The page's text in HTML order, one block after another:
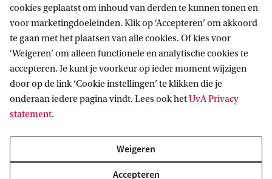
De aankoop is mede mogelijk gemaakt door
een bijdrage van het Zadelhoff Cultuurfonds,
dat via het UvA Fonds een schenking van €
20.000 heeft gedaan.
cookies geplaatst om inhoud van derden te kunnen tonen en
voor marketingdoeleinden. Klik op ‘Accepteren’ om akkoord
te gaan met het plaatsen van alle cookies. Of kies voor
‘Weigeren’ om alleen functionele en analytische cookies te
accepteren. Je kunt je voorkeur op ieder moment wijzigen
door op de link ‘Cookie instellingen’ te klikken die je
onderaan iedere pagina vindt. Lees ook hetUvA Privacy
statement.
Weigeren
Accepteren